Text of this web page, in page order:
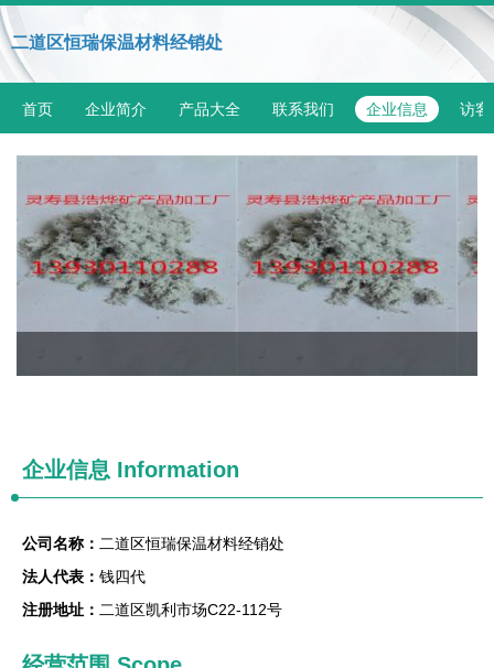
二道区恒瑞保温材料经销处
首页 企业简介 产品大全 联系我们 企业信息 访客
企业信息 Information
公司名称： 二道区恒瑞保温材料经销处
法人代表： 钱四代
注册地址： 二道区凯利市场C22-112号